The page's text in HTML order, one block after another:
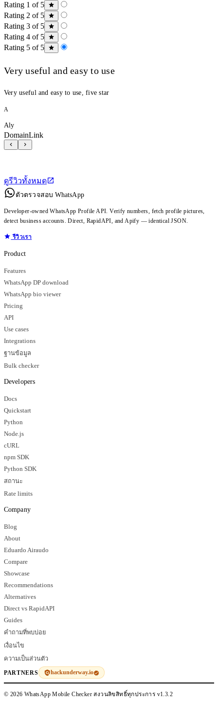
Rating 1 of 5
Rating 2 of 5
Rating 3 of 5
Rating 4 of 5
Rating 5 of 5
Very useful and easy to use
Very useful and easy to use, five star
A
Aly
DomainLink
ดูรีวิวทั้งหมด
ตัวตรวจสอบ WhatsApp
Developer-owned WhatsApp Profile API. Verify numbers, fetch profile pictures,
detect business accounts. Direct, RapidAPI, and Apify — identical JSON.
รีวิวเรา
Product
Features
WhatsApp DP download
WhatsApp bio viewer
Pricing
API
Use cases
Integrations
ฐานข้อมูล
Bulk checker
Developers
Docs
Quickstart
Python
Node.js
cURL
npm SDK
Python SDK
สถานะ
Rate limits
Company
Blog
About
Eduardo Airaudo
Compare
Showcase
Recommendations
Alternatives
Direct vs RapidAPI
Guides
คำถามที่พบบ่อย
เงื่อนไข
ความเป็นส่วนตัว
PARTNERS hackunderway.io
© 2026 WhatsApp Mobile Checker สงวนลิขสิทธิ์ทุกประการ v1.3.2